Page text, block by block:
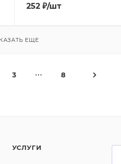
252₽/шт
ЕЩЕ
3 8
УСЛУГИ